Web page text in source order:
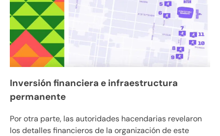
Inversión financiera e infraestructura
permanente
Por otra parte, las autoridades hacendarias revelaron
los detalles financieros de la organización de este